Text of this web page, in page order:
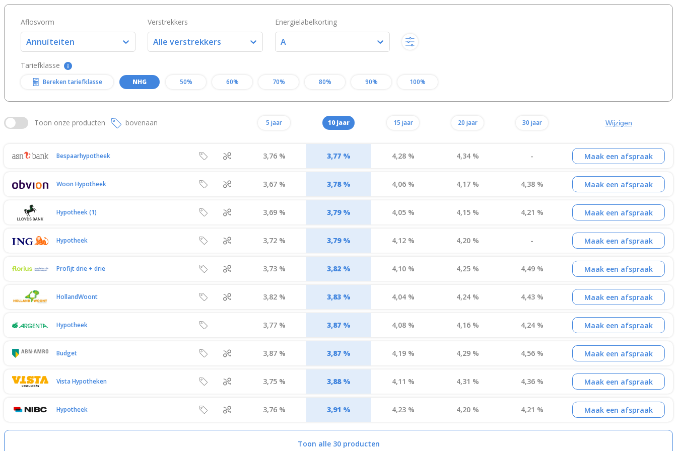
Aflosvorm
Annuïteiten
Verstrekkers
Alle verstrekkers
Energielabelkorting
A
Tariefklasse
Bereken tariefklasse NHG 50% 60% 70% 80% 90% 100%
Toon onze producten bovenaan 5 jaar 10 jaar 15 jaar 20 jaar 30 jaar Wijzigen
Bespaarhypotheek 3,76 % 3,77 % 4,28 % 4,34 % - Maak een afspraak
Woon Hypotheek 3,67 % 3,78 % 4,06 % 4,17 % 4,38 % Maak een afspraak
Hypotheek (1) 3,69 % 3,79 % 4,05 % 4,15 % 4,21 % Maak een afspraak
Hypotheek 3,72 % 3,79 % 4,12 % 4,20 % - Maak een afspraak
Profijt drie + drie 3,73 % 3,82 % 4,10 % 4,25 % 4,49 % Maak een afspraak
HollandWoont 3,82 % 3,83 % 4,04 % 4,24 % 4,43 % Maak een afspraak
Hypotheek 3,77 % 3,87 % 4,08 % 4,16 % 4,24 % Maak een afspraak
Budget 3,87 % 3,87 % 4,19 % 4,29 % 4,56 % Maak een afspraak
Vista Hypotheken 3,75 % 3,88 % 4,11 % 4,31 % 4,36 % Maak een afspraak
Hypotheek 3,76 % 3,91 % 4,23 % 4,20 % 4,21 % Maak een afspraak
Toon alle 30 producten